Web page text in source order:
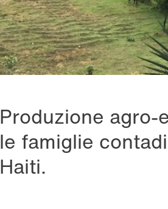
Produzione
le famiglie
Haiti.